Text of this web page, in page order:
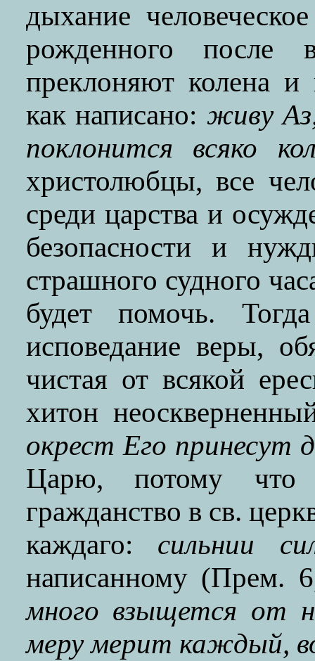
дыхание
рожденного
преклоняют колена и
как написано: живу
поклонится всяко
христолюбцы, все
среди царства и
безопасности и
страшного судного
будет помочь.
исповедание веры,
чистая от всякой
хитон
окрест Его принесут
Царю, потому что
гражданство в св.
каждаго: сильнии
написанному
много взыщется от
меру мерит каждый,